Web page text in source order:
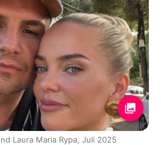
Laura Maria Rypa, Juli 2025